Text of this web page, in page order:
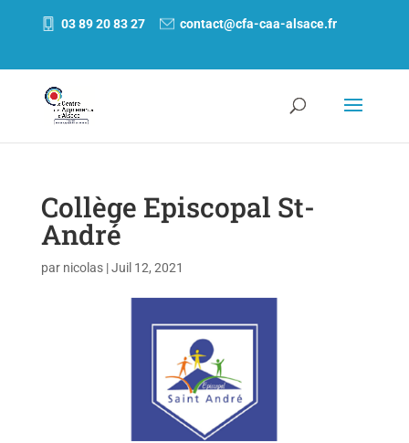
03 89 20 83 27 contact@cfa-caa-alsace.fr
Collège Episcopal St-
André
par nicolas|Juil 12, 2021